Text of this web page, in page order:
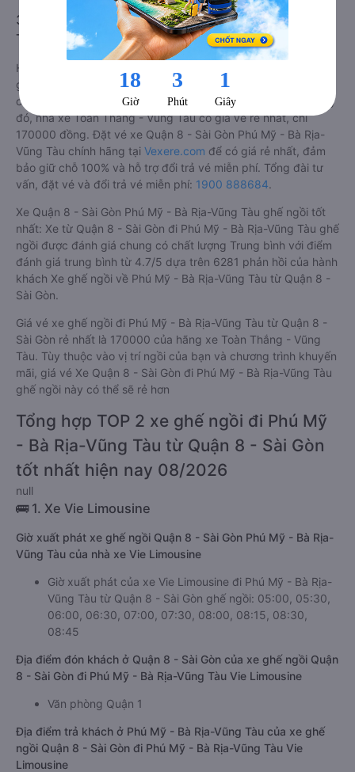
3. Giá vé xe Quận 8 - Sài Gòn Phú Mỹ - Bà Rịa-Vũng
Tàu
Hiện tại, theo cập nhật mới nhất của Vexere.com, giá vé xe
ghế ngồi tuyến Phú Mỹ - Bà Rịa-Vũng Tàu - Quận 8 - Sài Gòn
có mức giá dao động từ 170000 đồng - 250000 đồng. Trong
đó, nhà xe Toàn Thắng - Vũng Tàu có giá vé rẻ nhất, chỉ
170000 đồng. Đặt vé xe Quận 8 - Sài Gòn Phú Mỹ - Bà Rịa-
Vũng Tàu chính hãng tại Vexere.com để có giá rẻ nhất, đảm
bảo giữ chỗ 100% và hỗ trợ đổi trả vé miễn phí. Tổng đài tư
vấn, đặt vé và đổi trả vé miễn phí: 1900 888684.
Xe Quận 8 - Sài Gòn Phú Mỹ - Bà Rịa-Vũng Tàu ghế ngồi tốt
nhất: Xe từ Quận 8 - Sài Gòn đi Phú Mỹ - Bà Rịa-Vũng Tàu ghế
ngồi được đánh giá chung có chất lượng Trung bình với điểm
đánh giá trung bình từ 4.7/5 dựa trên 6281 phản hồi của hành
khách Xe ghế ngồi về Phú Mỹ - Bà Rịa-Vũng Tàu từ Quận 8 -
Sài Gòn.
Giá vé xe ghế ngồi đi Phú Mỹ - Bà Rịa-Vũng Tàu từ Quận 8 -
Sài Gòn rẻ nhất là 170000 của hãng xe Toàn Thắng - Vũng
Tàu. Tùy thuộc vào vị trí ngồi của bạn và chương trình khuyến
mãi, giá vé Xe Quận 8 - Sài Gòn đi Phú Mỹ - Bà Rịa-Vũng Tàu
ghế ngồi này có thể sẽ rẻ hơn
Tổng hợp TOP 2 xe ghế ngồi đi Phú Mỹ
- Bà Rịa-Vũng Tàu từ Quận 8 - Sài Gòn
tốt nhất hiện nay 08/2026
null
🚌 1. Xe Vie Limousine
Giờ xuất phát xe ghế ngồi Quận 8 - Sài Gòn Phú Mỹ - Bà Rịa-
Vũng Tàu của nhà xe Vie Limousine
Giờ xuất phát của xe Vie Limousine đi Phú Mỹ - Bà Rịa-
Vũng Tàu từ Quận 8 - Sài Gòn ghế ngồi: 05:00, 05:30,
06:00, 06:30, 07:00, 07:30, 08:00, 08:15, 08:30,
08:45
Địa điểm đón khách ở Quận 8 - Sài Gòn của xe ghế ngồi Quận
8 - Sài Gòn đi Phú Mỹ - Bà Rịa-Vũng Tàu Vie Limousine
Văn phòng Quận 1
Địa điểm trả khách ở Phú Mỹ - Bà Rịa-Vũng Tàu của xe ghế
ngồi Quận 8 - Sài Gòn đi Phú Mỹ - Bà Rịa-Vũng Tàu Vie
Limousine